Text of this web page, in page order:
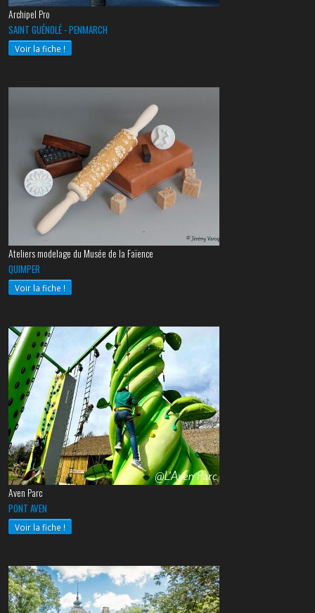
Archipel Pro
SAINT GUÉNOLÉ - PENMARCH
Voir la fiche !
Ateliers modelage du Musée de la Faïence
QUIMPER
Voir la fiche !
Aven Parc
PONT AVEN
Voir la fiche !